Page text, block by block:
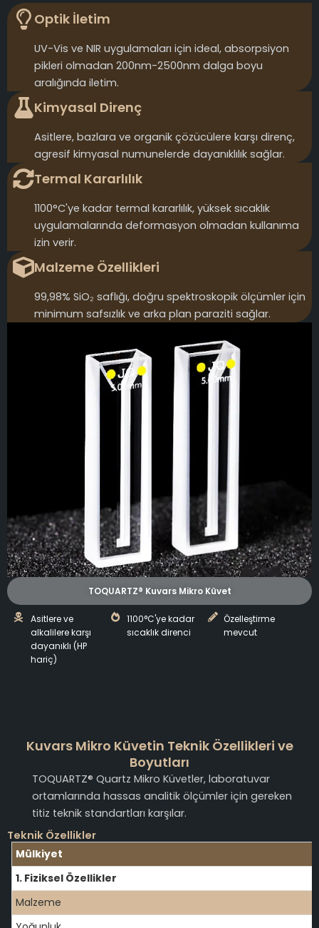
Optik İletim
UV-Vis ve NIR uygulamaları için ideal, absorpsiyon
pikleri olmadan 200nm-2500nm dalga boyu
aralığında iletim.
Kimyasal Direnç
Asitlere, bazlara ve organik çözücülere karşı direnç,
agresif kimyasal numunelerde dayanıklılık sağlar.
Termal Kararlılık
1100°C'ye kadar termal kararlılık, yüksek sıcaklık
uygulamalarında deformasyon olmadan kullanıma
izin verir.
Malzeme Özellikleri
99,98% SiO₂ saflığı, doğru spektroskopik ölçümler için
minimum safsızlık ve arka plan paraziti sağlar.
TOQUARTZ® Kuvars Mikro Küvet
Asitlere ve
alkalilere karşı
dayanıklı (HP
hariç)
1100°C'ye kadar
sıcaklık direnci
Özelleştirme
mevcut
Kuvars Mikro Küvetin Teknik Özellikleri ve
Boyutları
TOQUARTZ® Quartz Mikro Küvetler, laboratuvar
ortamlarında hassas analitik ölçümler için gereken
titiz teknik standartları karşılar.
Teknik Özellikler
Mülkiyet
1. Fiziksel Özellikler
Malzeme